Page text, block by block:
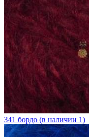
341 бордо (в наличии 1)